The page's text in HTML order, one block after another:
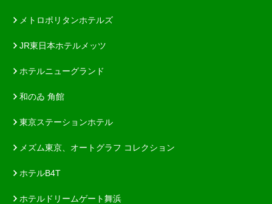
メトロポリタンホテルズ
JR東日本ホテルメッツ
ホテルニューグランド
和のゐ 角館
東京ステーションホテル
メズム東京、オートグラフ コレクション
ホテルB4T
ホテルドリームゲート舞浜